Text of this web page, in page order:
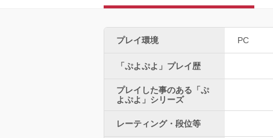
プレイ環境 PC
「ぷよぷよ」プレイ歴
プレイした事のある「ぷ
よぷよ」シリーズ
レーティング・段位等